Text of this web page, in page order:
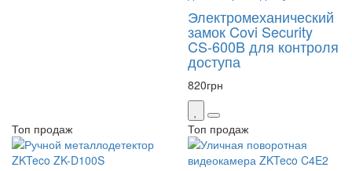
Электромеханический
замок Covi Security
CS-600B для контроля
доступа
820грн
Топ продаж Топ продаж